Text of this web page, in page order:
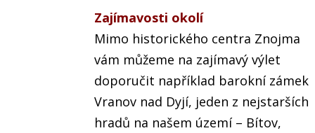
Zajímavosti okolí
Mimo historického centra Znojma
vám můžeme na zajímavý výlet
doporučit například barokní zámek
Vranov nad Dyjí, jeden z nejstarších
hradů na našem území – Bítov,